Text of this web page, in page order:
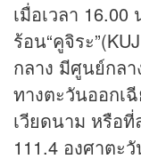
เมื่อเวลา
ร้อน“คูจิระ
กลาง มีศูนย์กล
ทางตะวันออกเ
เวียดนาม หรือ
111.4 องศาตะ